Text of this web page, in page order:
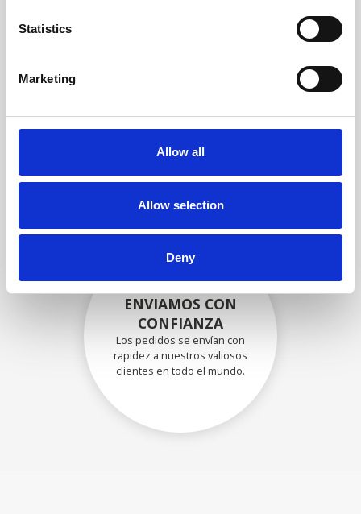
Statistics
Marketing
Allow all
Allow selection
Deny
EMBALADO DE
FORMA SEGURA
Cada pieza individual se
empaqueta de forma segura
ENVIAMOS CON
CONFIANZA
Los pedidos se envían con
rapidez a nuestros valiosos
clientes en todo el mundo.